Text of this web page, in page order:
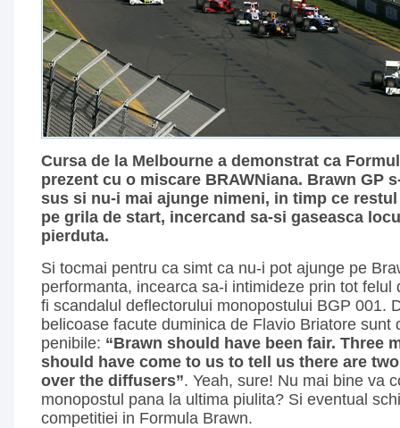
Cursa de la Melbourne a demonstrat ca
prezent cu o miscare BRAWNiana. Brawn GP
sus si nu-i mai ajunge nimeni, in timp ce
pe grila de start, incercand sa-si gaseasca
pierduta.
Si tocmai pentru ca simt ca nu-i pot ajunge pe
performanta, incearca sa-i intimideze prin tot felul
fi scandalul deflectorului monopostului BGP 001.
belicoase facute duminica de Flavio Briatore sunt
penibile: “Brawn should have been fair. Three
should have come to us to tell us there are
over the diffusers”. Yeah, sure! Nu mai bine va
monopostul pana la ultima piulita? Si eventual
competitiei in Formula Brawn.